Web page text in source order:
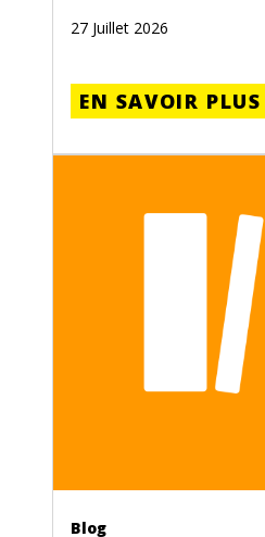
27 Juillet 2026
EN SAVOIR PLUS
Blog